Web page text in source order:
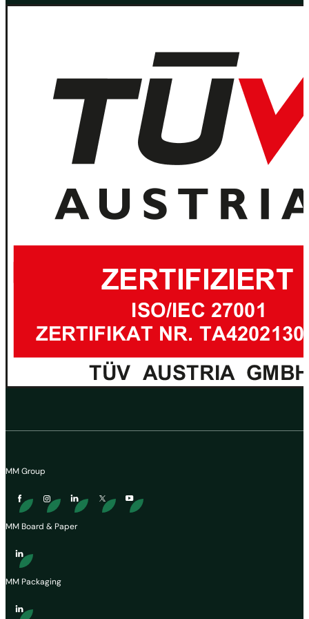
MM Group
MM Board & Paper
MM Packaging